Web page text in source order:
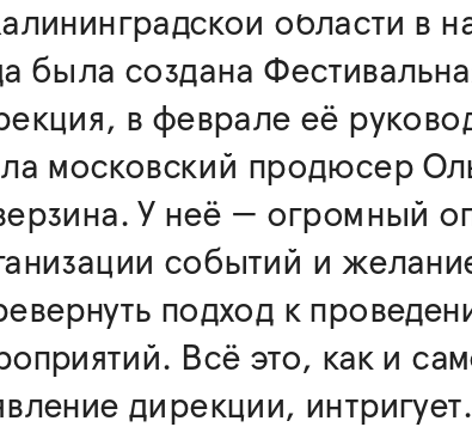
области в
была создана
в феврале её
московский продюсер
У неё — огромный
событий и
подход к
Всё это, как и
дирекции,